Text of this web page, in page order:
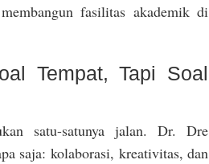
fasilitas akademik di
Tempat, Tapi Soal
satu-satunya jalan. Dr. Dre
saja: kolaborasi, kreativitas, dan